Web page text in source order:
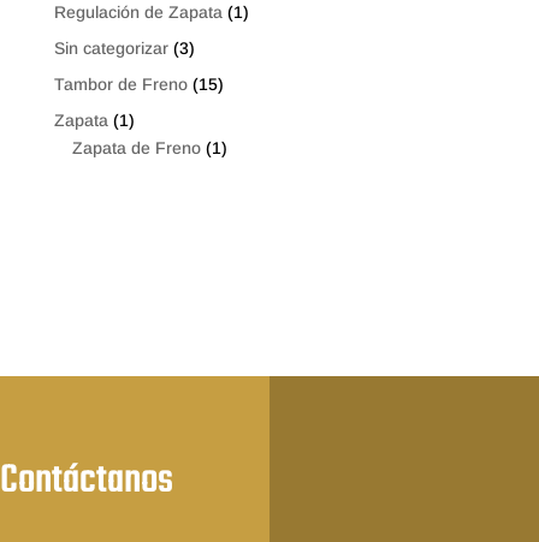
Regulación de Zapata (1)
Sin categorizar (3)
Tambor de Freno (15)
Zapata (1)
Zapata de Freno (1)
Contáctanos